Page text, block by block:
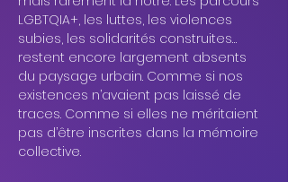
LGBTQIA+, les luttes, les violences
subies, les solidarités construites…
restent encore largement absents
du paysage urbain. Comme si nos
existences n’avaient pas laissé de
traces. Comme si elles ne méritaient
pas d’être inscrites dans la mémoire
collective.